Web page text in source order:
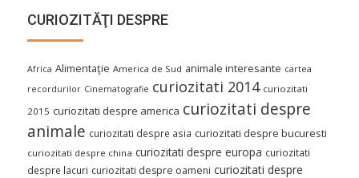
CURIOZITĂŢI DESPRE
Africa Alimentaţie America de Sud animale interesante cartea
recordurilor Cinematografie curiozitati 2014 curiozitati
2015 curiozitati despre america curiozitati despre
animale curiozitati despre asia curiozitati despre bucuresti
curiozitati despre china curiozitati despre europa curiozitati
despre lacuri curiozitati despre oameni curiozitati despre